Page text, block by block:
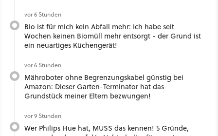
vor 6 Stunden
Bio ist für mich kein Abfall mehr: Ich habe seit
Wochen keinen Biomüll mehr entsorgt - der Grund ist
ein neuartiges Küchengerät!
vor 6 Stunden
Mähroboter ohne Begrenzungskabel günstig bei
Amazon: Dieser Garten-Terminator hat das
Grundstück meiner Eltern bezwungen!
vor 9 Stunden
Wer Philips Hue hat, MUSS das kennen! 5 Gründe,